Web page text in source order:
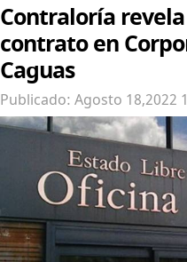
Contraloría
contrato en
Caguas
Publicado: Agosto 18,2022